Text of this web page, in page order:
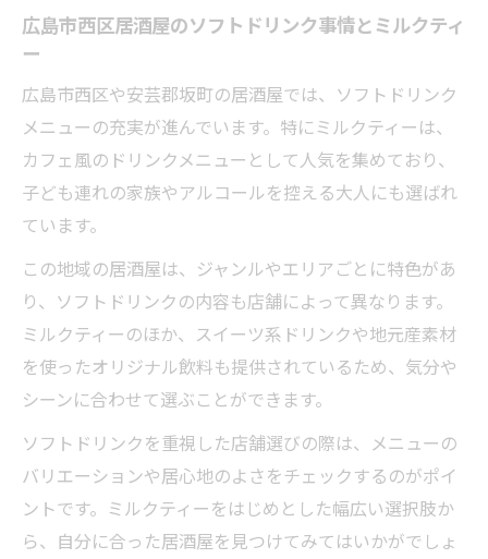
広島市西区居酒屋のソフトドリンク事情とミルクティ
ー
広島市西区や安芸郡坂町の居酒屋では、ソフトドリンク
メニューの充実が進んでいます。特にミルクティーは、
カフェ風のドリンクメニューとして人気を集めており、
子ども連れの家族やアルコールを控える大人にも選ばれ
ています。
この地域の居酒屋は、ジャンルやエリアごとに特色があ
り、ソフトドリンクの内容も店舗によって異なります。
ミルクティーのほか、スイーツ系ドリンクや地元産素材
を使ったオリジナル飲料も提供されているため、気分や
シーンに合わせて選ぶことができます。
ソフトドリンクを重視した店舗選びの際は、メニューの
バリエーションや居心地のよさをチェックするのがポイ
ントです。ミルクティーをはじめとした幅広い選択肢か
ら、自分に合った居酒屋を見つけてみてはいかがでしょ